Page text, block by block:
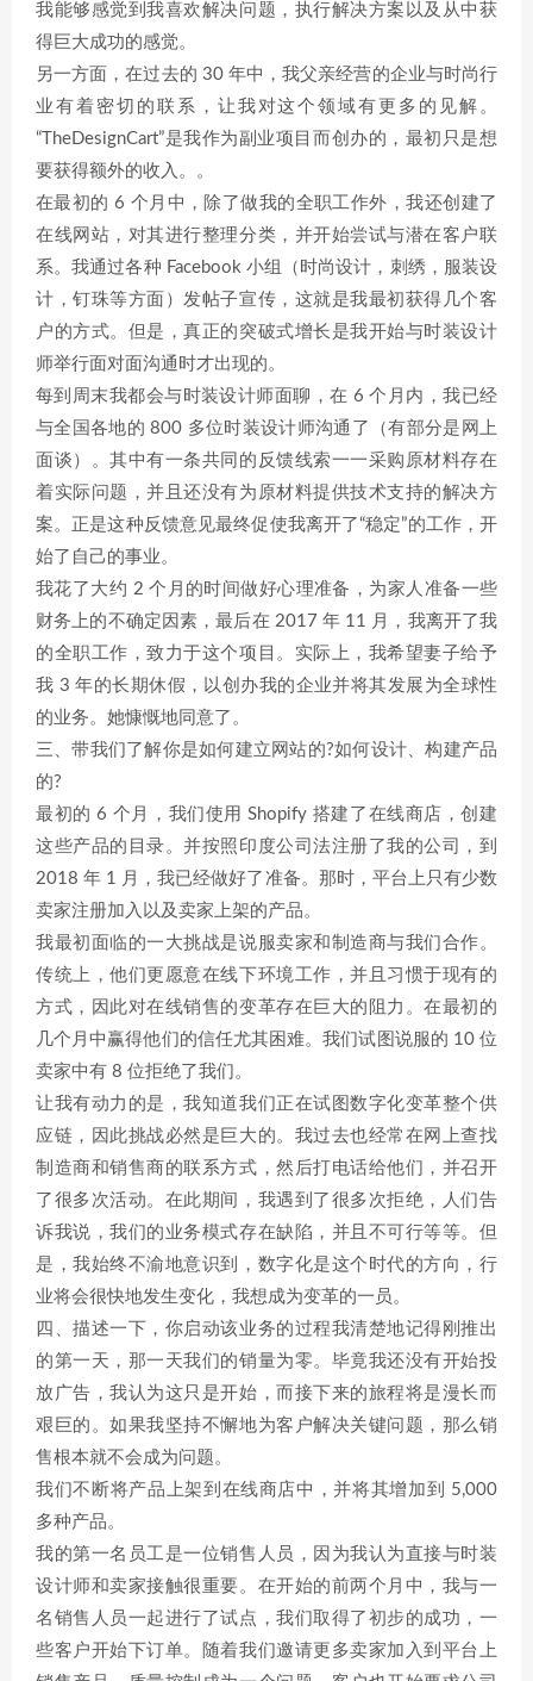
我能够感觉到我喜欢解决问题，执行解决方案以及从中获
得巨大成功的感觉。
另一方面，在过去的 30 年中，我父亲经营的企业与时尚行
业有着密切的联系，让我对这个领域有更多的见解。
“TheDesignCart”是我作为副业项目而创办的，最初只是想
要获得额外的收入。。
在最初的 6 个月中，除了做我的全职工作外，我还创建了
在线网站，对其进行整理分类，并开始尝试与潜在客户联
系。我通过各种 Facebook 小组（时尚设计，刺绣，服装设
计，钉珠等方面）发帖子宣传，这就是我最初获得几个客
户的方式。但是，真正的突破式增长是我开始与时装设计
师举行面对面沟通时才出现的。
每到周末我都会与时装设计师面聊，在 6 个月内，我已经
与全国各地的 800 多位时装设计师沟通了（有部分是网上
面谈）。其中有一条共同的反馈线索一一采购原材料存在
着实际问题，并且还没有为原材料提供技术支持的解决方
案。正是这种反馈意见最终促使我离开了“稳定”的工作，开
始了自己的事业。
我花了大约 2 个月的时间做好心理准备，为家人准备一些
财务上的不确定因素，最后在 2017 年 11 月，我离开了我
的全职工作，致力于这个项目。实际上，我希望妻子给予
我 3 年的长期休假，以创办我的企业并将其发展为全球性
的业务。她慷慨地同意了。
三、带我们了解你是如何建立网站的?如何设计、构建产品
的?
最初的 6 个月，我们使用 Shopify 搭建了在线商店，创建
这些产品的目录。并按照印度公司法注册了我的公司，到
2018 年 1 月，我已经做好了准备。那时，平台上只有少数
卖家注册加入以及卖家上架的产品。
我最初面临的一大挑战是说服卖家和制造商与我们合作。
传统上，他们更愿意在线下环境工作，并且习惯于现有的
方式，因此对在线销售的变革存在巨大的阻力。在最初的
几个月中赢得他们的信任尤其困难。我们试图说服的 10 位
卖家中有 8 位拒绝了我们。
让我有动力的是，我知道我们正在试图数字化变革整个供
应链，因此挑战必然是巨大的。我过去也经常在网上查找
制造商和销售商的联系方式，然后打电话给他们，并召开
了很多次活动。在此期间，我遇到了很多次拒绝，人们告
诉我说，我们的业务模式存在缺陷，并且不可行等等。但
是，我始终不渝地意识到，数字化是这个时代的方向，行
业将会很快地发生变化，我想成为变革的一员。
四、描述一下，你启动该业务的过程我清楚地记得刚推出
的第一天，那一天我们的销量为零。毕竟我还没有开始投
放广告，我认为这只是开始，而接下来的旅程将是漫长而
艰巨的。如果我坚持不懈地为客户解决关键问题，那么销
售根本就不会成为问题。
我们不断将产品上架到在线商店中，并将其增加到 5,000
多种产品。
我的第一名员工是一位销售人员，因为我认为直接与时装
设计师和卖家接触很重要。在开始的前两个月中，我与一
名销售人员一起进行了试点，我们取得了初步的成功，一
些客户开始下订单。随着我们邀请更多卖家加入到平台上